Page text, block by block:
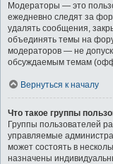
Модераторы — это
ежедневно следят за
удалять сообщения,
объединять темы на
модераторов — не
обсуждаемым темам
Вернуться к началу
Что такое группы
Группы пользователей
управляемые
может состоять в
назначены